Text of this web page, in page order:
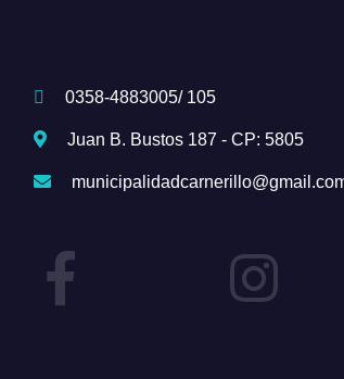
0358-4883005/ 105
Juan B. Bustos 187 - CP: 5805